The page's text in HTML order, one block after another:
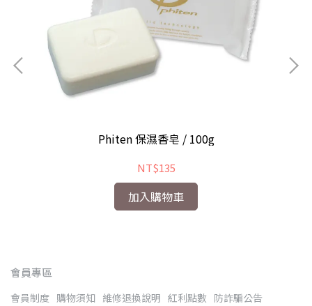
Phiten 保濕香皂 / 100g
NT$135
加入購物車
會員專區
會員制度 購物須知 維修退換說明 紅利點數 防詐騙公告